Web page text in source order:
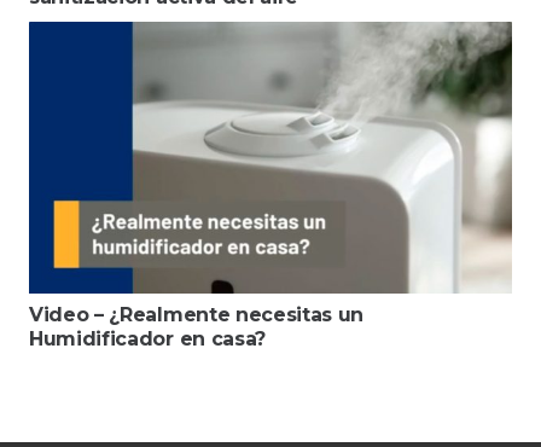
Video – ¿Realmente necesitas un
Humidificador en casa?